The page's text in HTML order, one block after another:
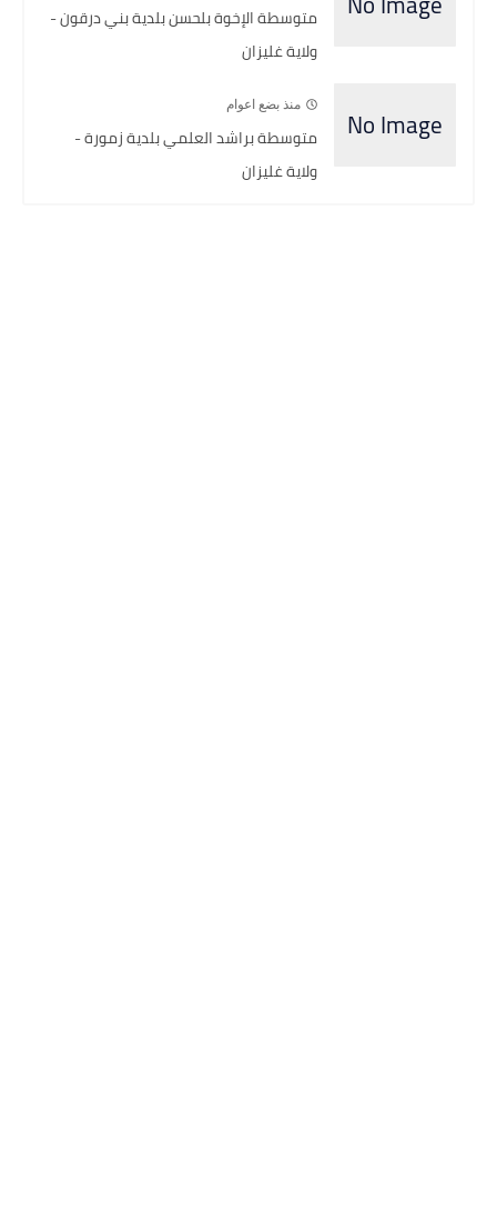
متوسطة الإخوة بلحسن بلدية بني درقون -
ولاية غليزان
منذ بضع اعوام
متوسطة براشد العلمي بلدية زمورة -
ولاية غليزان